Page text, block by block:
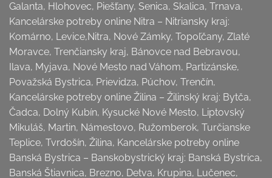
Galanta, Hlohovec, Piešťany, Senica, Skalica, Trnava,
Kancelárske potreby online Nitra – Nitriansky kraj:
Komárno, Levice,Nitra, Nové Zámky, Topoľčany, Zlaté
Moravce, Trenčiansky kraj, Bánovce nad Bebravou,
Ilava, Myjava, Nové Mesto nad Váhom, Partizánske,
Považská Bystrica, Prievidza, Púchov, Trenčín,
Kancelárske potreby online Žilina – Žilinský kraj: Bytča,
Čadca, Dolný Kubín, Kysucké Nové Mesto, Liptovský
Mikuláš, Martin, Námestovo, Ružomberok, Turčianske
Teplice, Tvrdošín, Žilina, Kancelárske potreby online
Banská Bystrica – Banskobystrický kraj: Banská Bystrica,
Banská Štiavnica, Brezno, Detva, Krupina, Lučenec,